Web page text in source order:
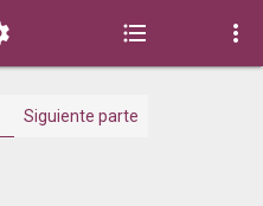
 
Siguiente parte